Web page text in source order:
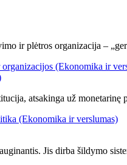
ir plėtros organizacija –
(Ekonomika ir
atsakinga už monetarinę
(Ekonomika ir verslumas)
Jis dirba šildymo